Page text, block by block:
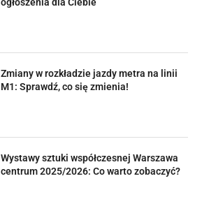
Zmiany w rozkładzie jazdy metra na linii
M1: Sprawdź, co się zmienia!
Wystawy sztuki współczesnej Warszawa
centrum 2025/2026: Co warto zobaczyć?